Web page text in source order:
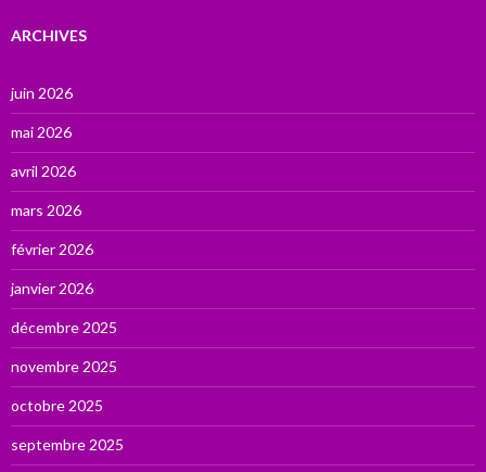
ARCHIVES
juin 2026
mai 2026
avril 2026
mars 2026
février 2026
janvier 2026
décembre 2025
novembre 2025
octobre 2025
septembre 2025